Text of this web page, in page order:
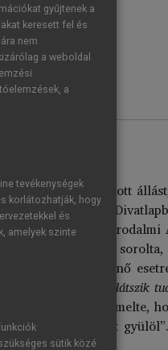
című lapnál kapott
valamint a Pesti
megjelentetett Irodalmi
generációhoz sorolta,
Imrével történő
ki gyakran azt sem látszik
azt azonban kiemelte,
és „minden aljast
gyűjtenek a
keresett fel és
nem
a weboldal
a
tevékenységek
korlátozhatják, hogy
és
amelyek szinte
sütik közé